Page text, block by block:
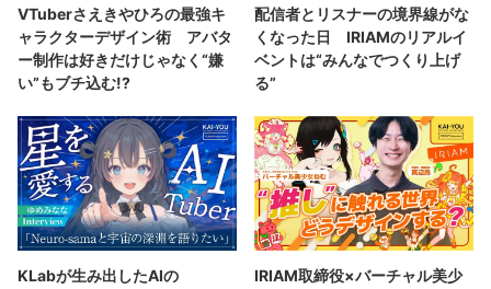
VTuberさえきやひろの最強キ
ャラクターデザイン術 アバタ
ー制作は好きだけじゃなく“嫌
い”もブチ込む!?
配信者とリスナーの境界線がな
くなった日 IRIAMのリアルイ
ベントは“みんなでつくり上げ
る”
KLabが生み出したAIの IRIAM取締役×バーチャル美少